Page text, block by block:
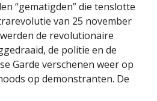
“gematigden” die tenslotte
van 25 november
de revolutionaire
de politie en de
Garde verschenen weer op
op demonstranten. De